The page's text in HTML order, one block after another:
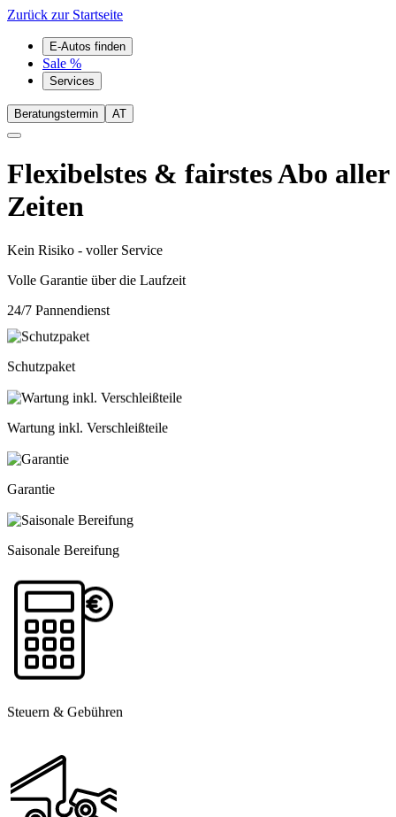
Zurück zur Startseite
E-Autos finden
Sale %
Services
Beratungstermin AT
Flexibelstes & fairstes Abo aller
Zeiten
Kein Risiko - voller Service
Volle Garantie über die Laufzeit
24/7 Pannendienst
Schutzpaket
Wartung inkl. Verschleißteile
Garantie
Saisonale Bereifung
Steuern & Gebühren